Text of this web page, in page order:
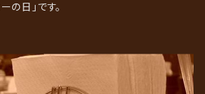
の日」です。